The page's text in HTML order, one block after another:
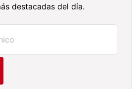
destacadas del día.